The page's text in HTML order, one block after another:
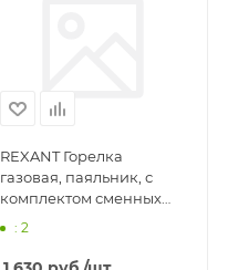
REXANT Горелка
газовая, паяльник, с
комплектом сменных
насадок, 3 предмета
: 2